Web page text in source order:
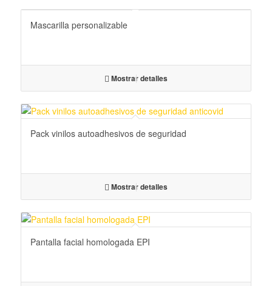
Mascarilla personalizable
Mostrar detalles
Pack vinilos autoadhesivos de seguridad
Mostrar detalles
Pantalla facial homologada EPI